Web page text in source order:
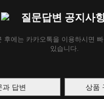
질문답변 공지사
후에는 카카오톡을 이용하시면
있습니다.
과 답변 상품